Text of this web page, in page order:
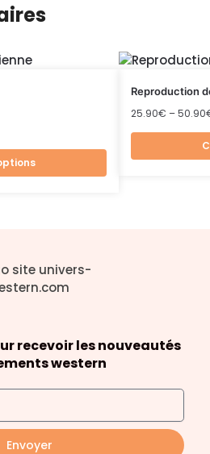
Reproduction
25.90€ –50.90
recevoir les nouveautés
western
Envoyer